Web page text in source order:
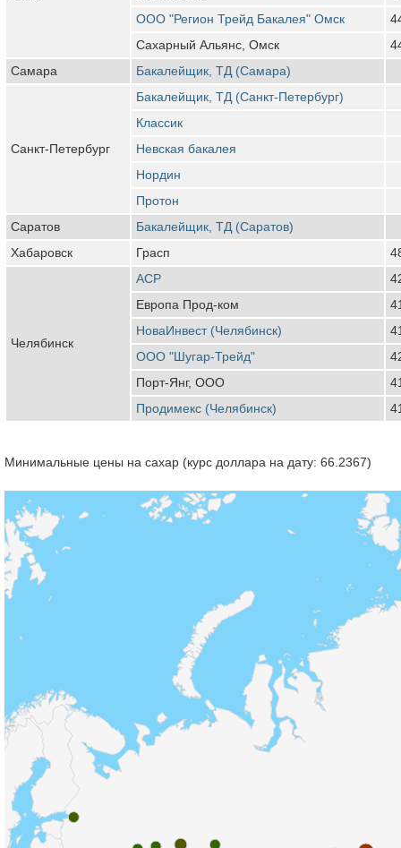
ООО "Регион Трейд Бакалея" Омск
Сахарный Альянс, Омск
Самара
Бакалейщик, ТД (Самара)
Санкт-Петербург
Бакалейщик, ТД (Санкт-Петербург)
Классик
Невская бакалея
Нордин
Протон
Саратов
Бакалейщик, ТД (Саратов)
Хабаровск
Грасп
Челябинск
АСР
Европа Прод-ком
НоваИнвест (Челябинск)
ООО "Шугар-Трейд"
Порт-Янг, ООО
Продимекс (Челябинск)
Минимальные цены на сахар (курс доллара на дату: 66.2367)